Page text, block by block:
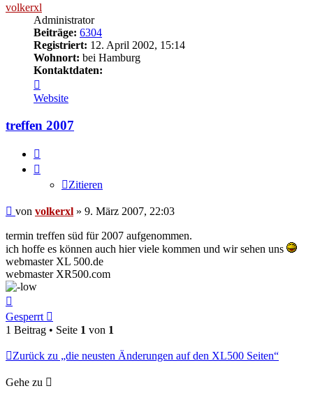
volkerxl
Administrator
Beiträge: 6304
Registriert: 12. April 2002, 15:14
Wohnort: bei Hamburg
Kontaktdaten:
von
volkerxl
Website
treffen 2007
Zitieren
Beitrag
von volkerxl » 9. März 2007, 22:03
termin treffen süd für 2007 aufgenommen.
ich hoffe es können auch hier viele kommen und wir sehen uns
webmaster XL 500.de
webmaster XR500.com
oben
Gesperrt
1 Beitrag • Seite 1 von 1
Zurück zu „die neusten Änderungen auf den XL500 Seiten“
Gehe zu